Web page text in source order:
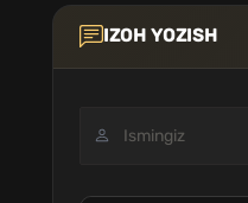
IZOH YOZISH